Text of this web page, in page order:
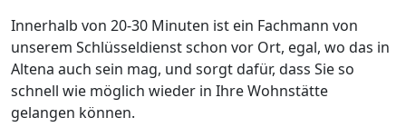
Innerhalb von 20-30 Minuten ist ein Fachmann von
unserem Schlüsseldienst schon vor Ort, egal, wo das in
Altena auch sein mag, und sorgt dafür, dass Sie so
schnell wie möglich wieder in Ihre Wohnstätte
gelangen können.